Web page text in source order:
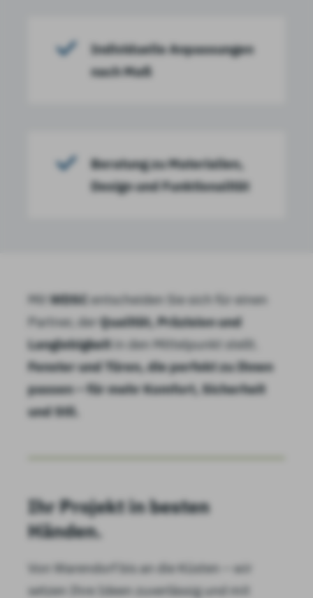
Individuelle Anpassungen
nach Maß
Beratung zu Materialien,
Design und Funktionalität
MitWDSC entscheiden Sie sich für einen
Partner, derQualität, Präzision und
Langlebigkeitin den Mittelpunkt stellt.
Fenster und Türen, die perfekt zu Ihnen
passen – für mehr Komfort, Sicherheit
und Stil.
Ihr Projekt in besten
Händen.
Von Warendorf bis an die Küsten – wir
setzen Ihre Ideen zuverlässig und mit